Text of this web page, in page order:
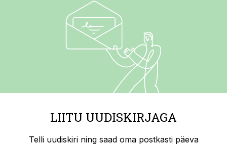
LIITU UUDISKIRJAGA
Telli uudiskiri ning saad oma postkasti päeva